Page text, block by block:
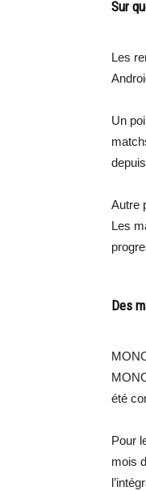
Sur
Les
Un
Autre
Les
Des
été
Pour
mois